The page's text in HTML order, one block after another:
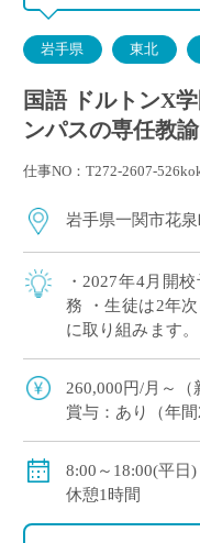
岩手県 東北
国語 ドルトンX
ンパスの専任教
仕事NO：T272-2607-
岩手県一関市花
・2027年4月開
務 ・生徒は2年
に取り組みます
ご興味がある方
※月に1回程度、
260,000円/月～（
賞与：あり（年間
8:00～18:00(平日)
休憩1時間